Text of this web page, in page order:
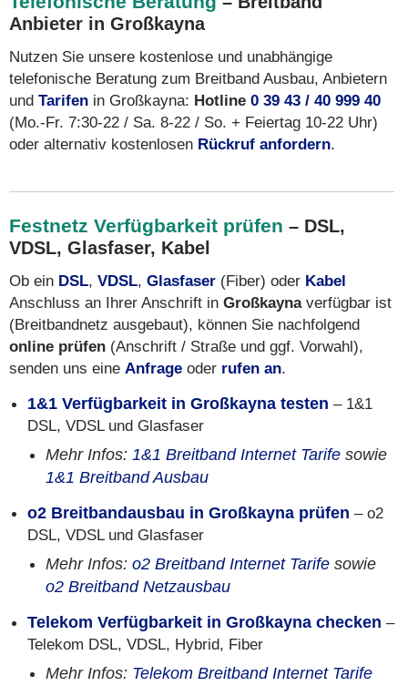
Anbieter in Großkayna
Nutzen Sie unsere kostenlose und unabhängige
telefonische Beratung zum Breitband Ausbau, Anbietern
und Tarifen in Großkayna: Hotline 0 39 43 / 40 999 40
(Mo.-Fr. 7:30-22 / Sa. 8-22 / So. + Feiertag 10-22 Uhr)
oder alternativ kostenlosen Rückruf anfordern.
Festnetz Verfügbarkeit prüfen – DSL,
VDSL, Glasfaser, Kabel
Ob ein DSL, VDSL, Glasfaser (Fiber) oder Kabel
Anschluss an Ihrer Anschrift in Großkaynaverfügbar ist
(Breitbandnetz ausgebaut), können Sie nachfolgend
online prüfen (Anschrift / Straße und ggf. Vorwahl),
senden uns eine Anfrage oder rufen an.
1&1 Verfügbarkeit in Großkayna testen – 1&1
DSL, VDSL und Glasfaser
Mehr Infos: 1&1 Breitband Internet Tarife sowie
1&1 Breitband Ausbau
o2 Breitbandausbau in Großkayna prüfen – o2
DSL, VDSL und Glasfaser
Mehr Infos: o2 Breitband Internet Tarife sowie
o2 Breitband Netzausbau
Telekom Verfügbarkeit in Großkayna checken –
Telekom DSL, VDSL, Hybrid, Fiber
Mehr Infos: Telekom Breitband Internet Tarife